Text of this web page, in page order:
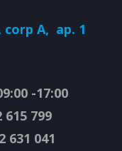
corp A, ap. 1
-17:00
615 799
631 041